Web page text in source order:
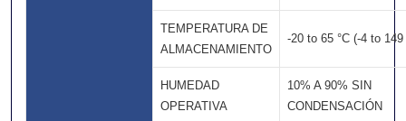
TEMPERATURA DE
ALMACENAMIENTO
-20 to 65 °C (-4 to 149
HUMEDAD
OPERATIVA
10% A 90% SIN
CONDENSACIÓN